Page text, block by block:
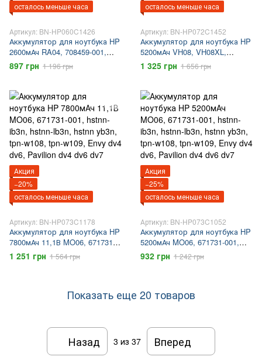
осталось меньше часа
Артикул: BN-HP060C1426
Аккумулятор для ноутбука HP
2600мАч RA04, 708459-001,
745416-121, hstnn-ib4l, ProBook
430, ProBook 430 G1, ProBook
897 грн 1 196 грн
осталось меньше часа
Артикул: BN-HP072C1452
Аккумулятор для ноутбука HP
5200мАч VH08, VH08XL,
632425-001, hstnn-ib2p, hstnn-
lb2p, hstnn-lb2q, elitebook 8760,
1 325 грн 1 656 грн
Акция
−20%
осталось меньше часа
Артикул: BN-HP073C1178
Аккумулятор для ноутбука HP
7800мАч 11,1В MO06, 671731-
001, hstnn-ib3n, hstnn-lb3n,
hstnn yb3n, tpn-w108, tpn-w109,
1 251 грн 1 564 грн
Акция
−25%
осталось меньше часа
Артикул: BN-HP073C1052
Аккумулятор для ноутбука HP
5200мАч MO06, 671731-001,
hstnn-ib3n, hstnn-lb3n, hstnn
yb3n, tpn-w108, tpn-w109, Envy
932 грн 1 242 грн
Показать еще 20 товаров
Назад 3 из 37 Вперед